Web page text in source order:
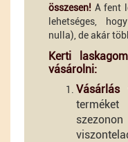
összesen! A fent
lehetséges,
nulla), de akár
Kerti
vásárolni:
Vásárlás